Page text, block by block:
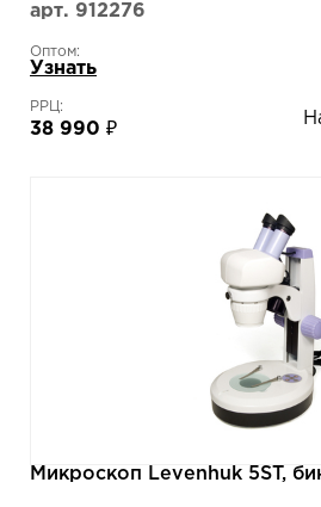
арт. 912276
Оптом:
Узнать
РРЦ:
38 990 ₽
Микроскоп Levenhuk 5ST,